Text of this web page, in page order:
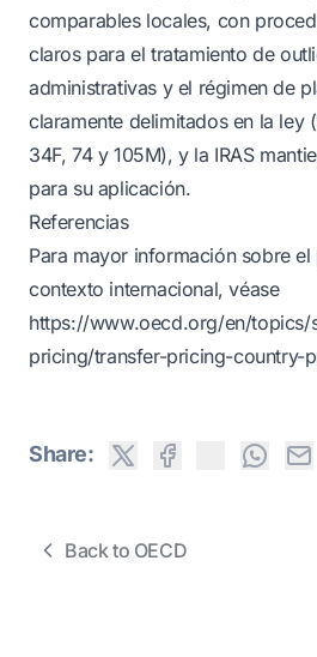
comparables locales, con
claros para el tratamiento de
administrativas y el régimen de
claramente delimitados en la ley
34F, 74 y 105M), y la IRAS
para su aplicación.
Referencias
Para mayor información sobre
contexto internacional, véase
https://www.oecd.org/en/topics/
pricing/transfer-pricing-country-
Share:
Back to OECD